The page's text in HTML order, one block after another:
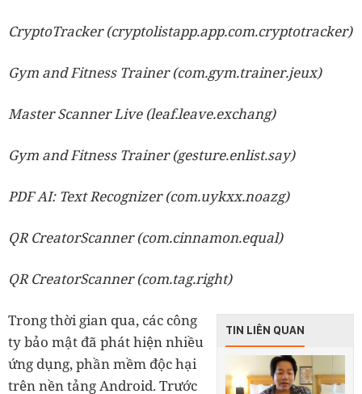
CryptoTracker (cryptolistapp.app.com.cryptotracker)
Gym and Fitness Trainer (com.gym.trainer.jeux)
Master Scanner Live (leaf.leave.exchang)
Gym and Fitness Trainer (gesture.enlist.say)
PDF AI: Text Recognizer (com.uykxx.noazg)
QR CreatorScanner (com.cinnamon.equal)
QR CreatorScanner (com.tag.right)
TIN LIÊN QUAN
Trong thời gian qua, các công
ty bảo mật đã phát hiện nhiều
ứng dụng, phần mềm độc hại
trên nền tảng Android. Trước